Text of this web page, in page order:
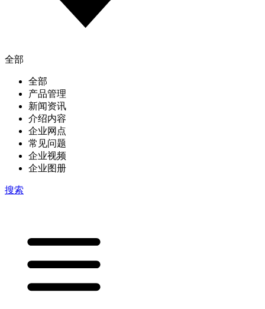
全部
全部
产品管理
新闻资讯
介绍内容
企业网点
常见问题
企业视频
企业图册
搜索